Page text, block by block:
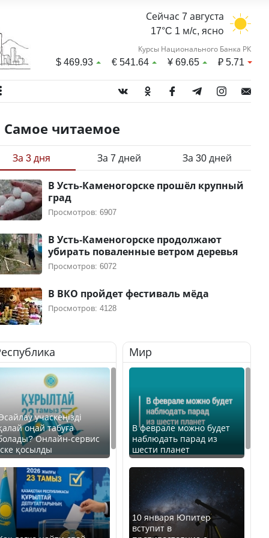
Сейчас 7 августа
17°C 1 м/с, ясно
Курсы Национального Банка РК
$469.93 €541.64 ¥69.65 ₽5.71
Самое читаемое
За 3 дня За 7 дней За 30 дней
В Усть-Каменогорске прошёл крупный
град
Просмотров: 6907
В Усть-Каменогорске продолжают
убирать поваленные ветром деревья
Просмотров: 6072
В ВКО пройдет фестиваль мёда
Просмотров: 4128
учаскеңізді
оңай табуға
Онлайн-сервис
қосылды
Мир
В феврале можно будет
наблюдать парад из
шести планет
10 января Юпитер
вступит в